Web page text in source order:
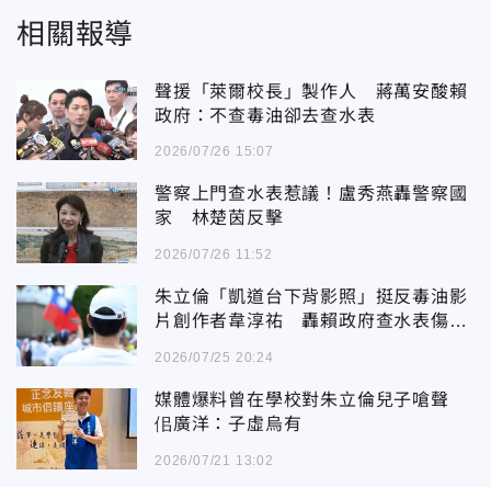
相關報導
聲援「萊爾校長」製作人 蔣萬安酸賴
政府：不查毒油卻去查水表
2026/07/26 15:07
警察上門查水表惹議！盧秀燕轟警察國
家 林楚茵反擊
2026/07/26 11:52
朱立倫「凱道台下背影照」挺反毒油影
片創作者韋淳祐 轟賴政府查水表傷害
2026/07/25 20:24
媒體爆料曾在學校對朱立倫兒子嗆聲
佀廣洋：子虛烏有
2026/07/21 13:02